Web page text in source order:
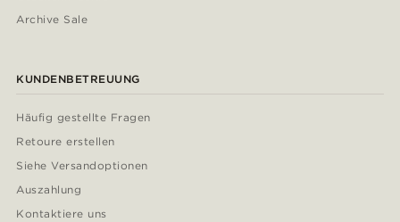
Archive Sale
KUNDENBETREUUNG
Häufig gestellte Fragen
Retoure erstellen
Siehe Versandoptionen
Auszahlung
Kontaktiere uns